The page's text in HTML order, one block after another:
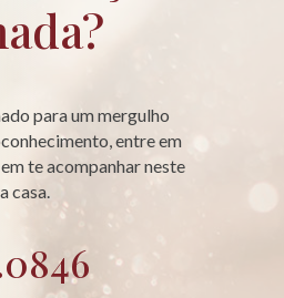
para um mergulho
entre em
te acompanhar neste
casa.